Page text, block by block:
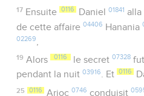
17 Ensuite 0116 Daniel 01841 alla
de cette affaire04406 Hanania
02269
19 Alors 0116 le secret 07328fut
pendant la nuit03916. Et 0116
25 0116 Arjoc 0746 conduisit